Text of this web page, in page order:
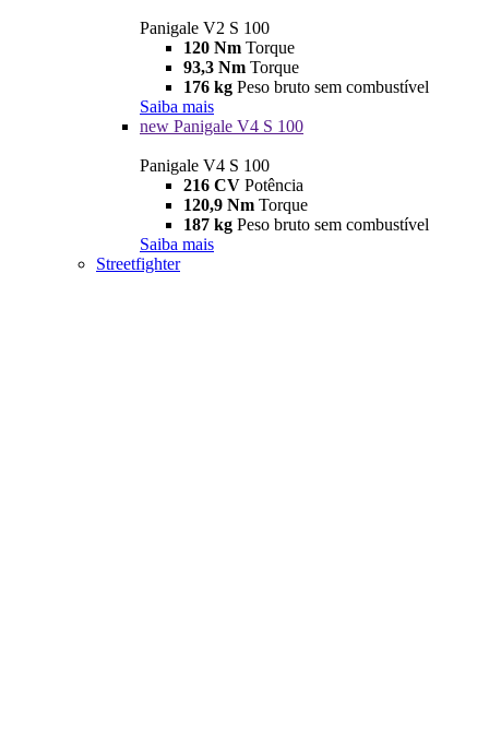
Panigale V2 S 100
120 Nm Torque
93,3 Nm Torque
176 kg Peso bruto sem combustível
Saiba mais
new Panigale V4 S 100
Panigale V4 S 100
216 CV Potência
120,9 Nm Torque
187 kg Peso bruto sem combustível
Saiba mais
Streetfighter